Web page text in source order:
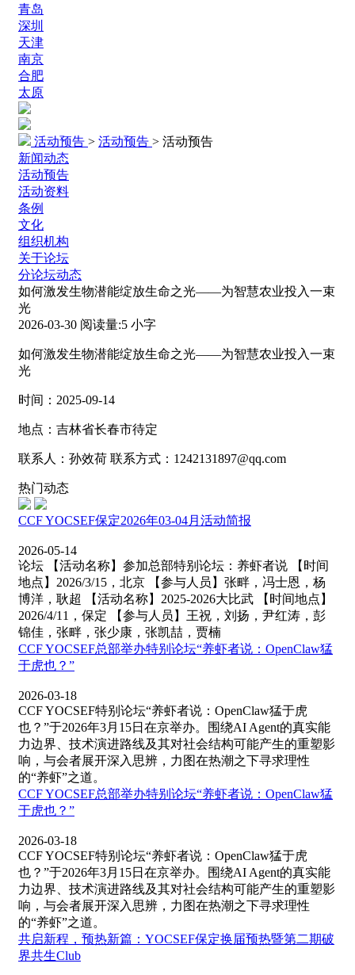
青岛
深圳
天津
南京
合肥
太原
活动预告 > 活动预告 > 活动预告
新闻动态
活动预告
活动资料
条例
文化
组织机构
关于论坛
分论坛动态
如何激发生物潜能绽放生命之光——为智慧农业投入一束
光
2026-03-30 阅读量:5 小字
如何激发生物潜能绽放生命之光——为智慧农业投入一束
光
时间：2025-09-14
地点：吉林省长春市待定
联系人：孙效荷 联系方式：1242131897@qq.com
热门动态
CCF YOCSEF保定2026年03-04月活动简报
2026-05-14
论坛 【活动名称】参加总部特别论坛：养虾者说 【时间
地点】2026/3/15，北京 【参与人员】张畔，冯士恩，杨
博洋，耿超 【活动名称】2025-2026大比武 【时间地点】
2026/4/11，保定 【参与人员】王祝，刘扬，尹红涛，彭
锦佳，张畔，张少康，张凯喆，贾楠
CCF YOCSEF总部举办特别论坛“养虾者说：OpenClaw猛
于虎也？”
2026-03-18
CCF YOCSEF特别论坛“养虾者说：OpenClaw猛于虎
也？”于2026年3月15日在京举办。围绕AI Agent的真实能
力边界、技术演进路线及其对社会结构可能产生的重塑影
响，与会者展开深入思辨，力图在热潮之下寻求理性
的“养虾”之道。
CCF YOCSEF总部举办特别论坛“养虾者说：OpenClaw猛
于虎也？”
2026-03-18
CCF YOCSEF特别论坛“养虾者说：OpenClaw猛于虎
也？”于2026年3月15日在京举办。围绕AI Agent的真实能
力边界、技术演进路线及其对社会结构可能产生的重塑影
响，与会者展开深入思辨，力图在热潮之下寻求理性
的“养虾”之道。
共启新程，预热新篇：YOCSEF保定换届预热暨第二期破
界共生Club